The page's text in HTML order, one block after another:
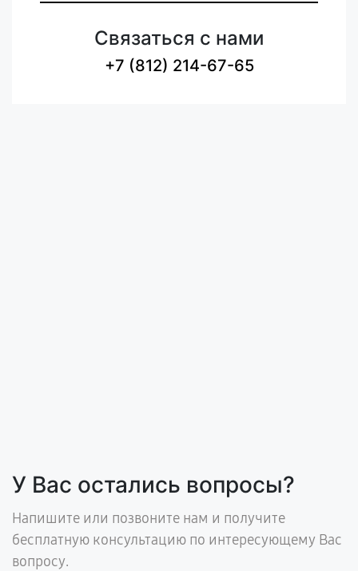
Связаться с нами
+7 (812) 214-67-65
У Вас остались вопросы?
Напишите или позвоните нам и получите
бесплатную консультацию по интересующему Вас
вопросу.